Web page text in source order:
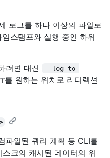
로그를 하나 이상의 파일로
스탬프와 실행 중인 하위
려면 대신
--log-to-
원하는 위치로 리디렉션
파일된 쿼리 계획 등 CLI를
크의 캐시된 데이터의 위